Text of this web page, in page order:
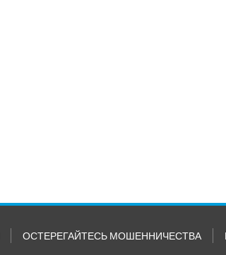
ОСТЕРЕГАЙТЕСЬ МОШЕННИЧЕСТВА